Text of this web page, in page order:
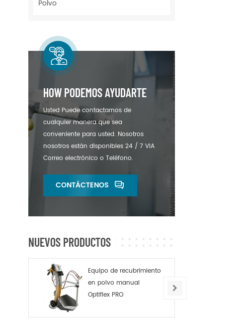
Polvo
HOW PODEMOS AYUDARTE
Usted Puede contactarnos de
cualquier manera que sea
conveniente para usted. Nosotros
nosotros están disponibles 24 / 7 VIA
Correo electrónico o Teléfono.
CONTÁCTENOS
NUEVOS PRODUCTOS
Equipo de recubrimiento
en polvo manual
Optiflex PRO